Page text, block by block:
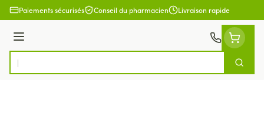
Aller au contenu
Paiements sécurisés Conseil du pharmacien Livraison rapide
Menu
Rechercher